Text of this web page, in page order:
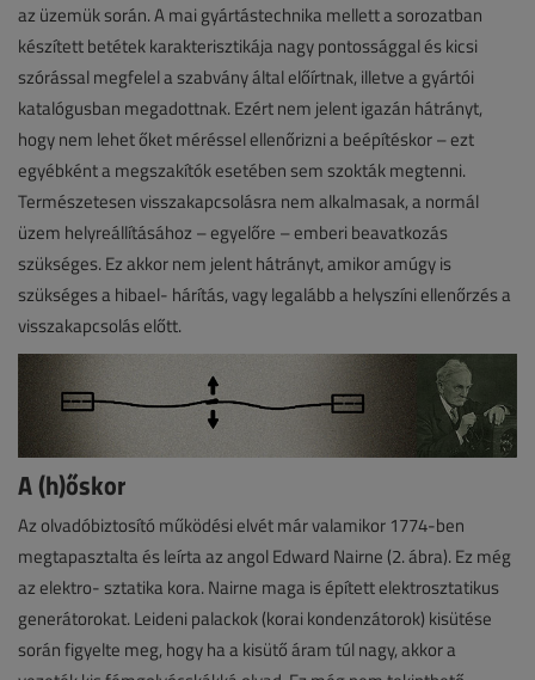
az üzemük során. A mai gyártástechnika mellett a sorozatban
készített betétek karakterisztikája nagy pontossággal és kicsi
szórással megfelel a szabvány által előírtnak, illetve a gyártói
katalógusban megadottnak. Ezért nem jelent igazán hátrányt,
hogy nem lehet őket méréssel ellenőrizni a beépítéskor – ezt
egyébként a megszakítók esetében sem szokták megtenni.
Természetesen visszakapcsolásra nem alkalmasak, a normál
üzem helyreállításához – egyelőre – emberi beavatkozás
szükséges. Ez akkor nem jelent hátrányt, amikor amúgy is
szükséges a hibael- hárítás, vagy legalább a helyszíni ellenőrzés a
visszakapcsolás előtt.
A (h)őskor
Az olvadóbiztosító működési elvét már valamikor 1774-ben
megtapasztalta és leírta az angol Edward Nairne (2. ábra). Ez még
az elektro- sztatika kora. Nairne maga is épített elektrosztatikus
generátorokat. Leideni palackok (korai kondenzátorok) kisütése
során figyelte meg, hogy ha a kisütő áram túl nagy, akkor a